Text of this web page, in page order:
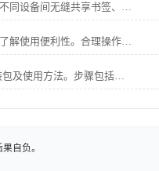
谷歌浏览器支持多账户同步功能，用户可在不同设备间无缝共享书签、密码及历史记录。通过合理设置账户，确保隐私安全的同时实现高效的数据管理和工作连续性。
谷歌浏览器支持多种插件，通过深度分析可了解使用便利性。合理操作可提升功能体验和浏览效率。
Chrome浏览器安卓手机版提供快速下载安装包及使用方法。步骤包括移动端账户同步、浏览数据迁移及推送通知管理，使用户能快速适应新设备并保障移动浏览体验流畅。
自负。